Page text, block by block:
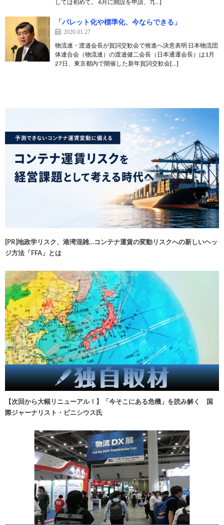
しては初めて。 6月に開設を申請、7[…]
「パレット化や標準化、今ならできる」
2020.01.27
物流連・渡邉会長が賀詞交歓会で推進へ決意表明 日本物流団
体連合会（物流連）の渡邉健二会長（日本通運会長）は1月
27日、東京都内で開催した新年賀詞交歓会[…]
[PR]地政学リスク、港湾混雑…コンテナ運賃の変動リスクへの新しいヘッ
ジ方法「FFA」とは
【次回から大幅リニューアル！】「今そこにある危機」を読み解く 国
際ジャーナリスト・ビニシウス氏